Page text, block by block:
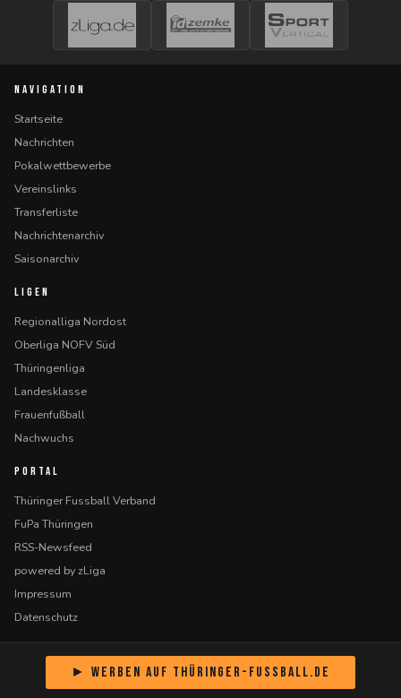
NAVIGATION
Startseite
Nachrichten
Pokalwettbewerbe
Vereinslinks
Transferliste
Nachrichtenarchiv
Saisonarchiv
LIGEN
Regionalliga Nordost
Oberliga NOFV Süd
Thüringenliga
Landesklasse
Frauenfußball
Nachwuchs
PORTAL
Thüringer Fussball Verband
FuPa Thüringen
RSS-Newsfeed
powered by zLiga
Impressum
Datenschutz
► Werben auf Thüringer-Fussball.de